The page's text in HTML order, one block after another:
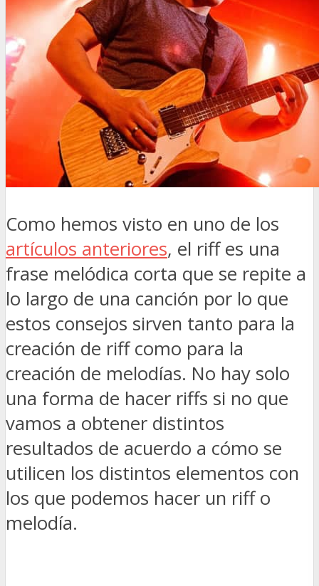
Como hemos visto en uno de los
artículos anteriores, el riff es una
frase melódica corta que se repite a
lo largo de una canción por lo que
estos consejos sirven tanto para la
creación de riff como para la
creación de melodías. No hay solo
una forma de hacer riffs si no que
vamos a obtener distintos
resultados de acuerdo a cómo se
utilicen los distintos elementos con
los que podemos hacer un riff o
melodía.